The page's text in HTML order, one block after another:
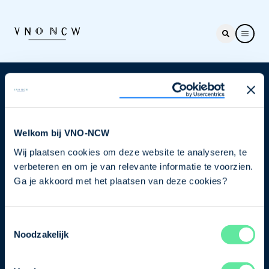
Welkom bij VNO-NCW
Wij plaatsen cookies om deze website te analyseren, te
verbeteren en om je van relevante informatie te voorzien.
Ga je akkoord met het plaatsen van deze cookies?
Noodzakelijk
Nieuwsbrief
je nu in voor de VNO-NCW nieuwsbrief.
Schrijf je in
Direct naar
Ons verhaal